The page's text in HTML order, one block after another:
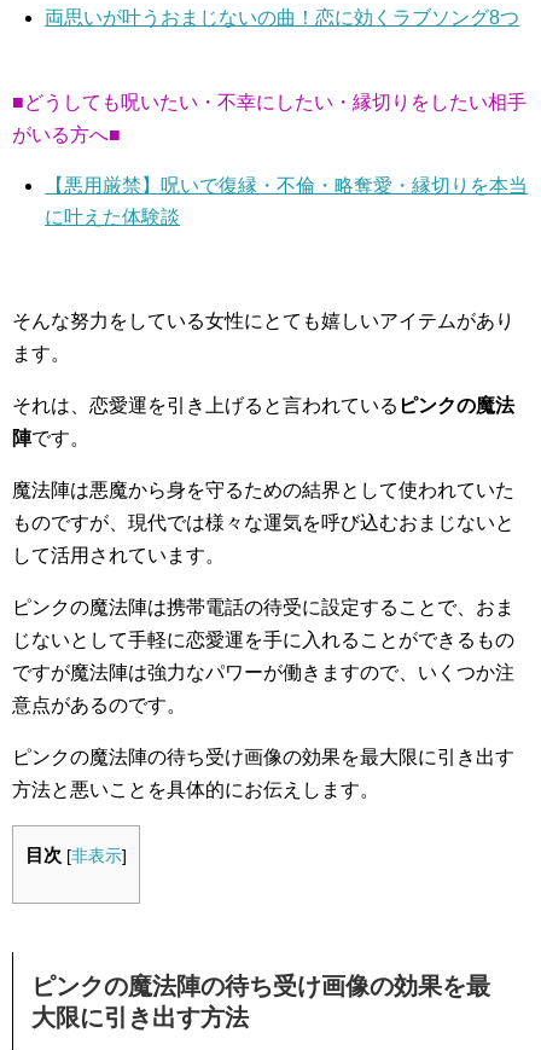
両思いが叶うおまじないの曲！恋に効くラブソング8つ
■どうしても呪いたい・不幸にしたい・縁切りをしたい相手
がいる方へ■
【悪用厳禁】呪いで復縁・不倫・略奪愛・縁切りを本当
に叶えた体験談
そんな努力をしている女性にとても嬉しいアイテムがあり
ます。
それは、恋愛運を引き上げると言われている ピンクの魔法
陣です。
魔法陣は悪魔から身を守るための結界として使われていた
ものですが、現代では様々な運気を呼び込むおまじないと
して活用されています。
ピンクの魔法陣は携帯電話の待受に設定することで、おま
じないとして手軽に恋愛運を手に入れることができるもの
ですが魔法陣は強力なパワーが働きますので、いくつか注
意点があるのです。
ピンクの魔法陣の待ち受け画像の効果を最大限に引き出す
方法と悪いことを具体的にお伝えします。
目次 [非表示]
ピンクの魔法陣の待ち受け画像の効果を最
大限に引き出す方法